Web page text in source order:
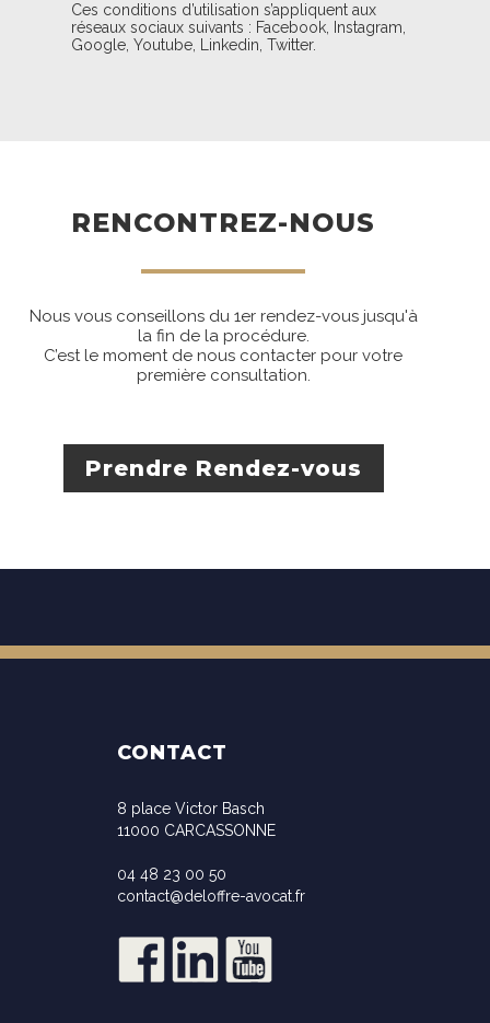
Ces conditions d’utilisation s’appliquent aux
réseaux sociaux suivants : Facebook, Instagram,
Google, Youtube, Linkedin, Twitter.
RENCONTREZ-NOUS
Nous vous conseillons du 1er rendez-vous jusqu'à
la fin de la procédure.
C’est le moment de nous contacter pour votre
première consultation.
Prendre Rendez-vous
CONTACT
8 place Victor Basch
11000 CARCASSONNE
04 48 23 00 50
contact@deloffre-avocat.fr